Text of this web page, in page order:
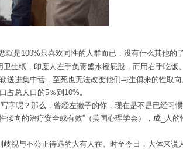
就是100%只喜欢同性的人群而已，没有什么其他的了
生纸，印度人左手负责盛水擦屁股，而用右手吃饭
送进集中营，至死也无法改变他们与生俱来的性取向
占总人口的5％到10%。
呢？那么，曾经左撇子的你，现在是不是已经习
倾向的治疗安全或有效”（美国心理学会），成_人的
视与不公正待遇的大有人在。时至今日，大体来说